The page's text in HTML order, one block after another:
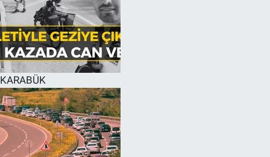
KARABÜK
Süper Lig Puan Durumu ve Fikstür
Tüm Manşetler
Son Dakika Haberleri
Haber Arşivi